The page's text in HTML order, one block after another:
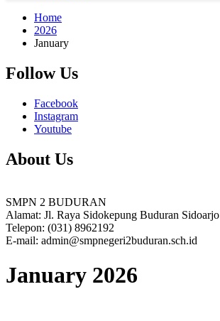
Home
2026
January
Follow Us
Facebook
Instagram
Youtube
About Us
SMPN 2 BUDURAN
Alamat: Jl. Raya Sidokepung Buduran Sidoarjo
Telepon: (031) 8962192
E-mail: admin@smpnegeri2buduran.sch.id
January 2026